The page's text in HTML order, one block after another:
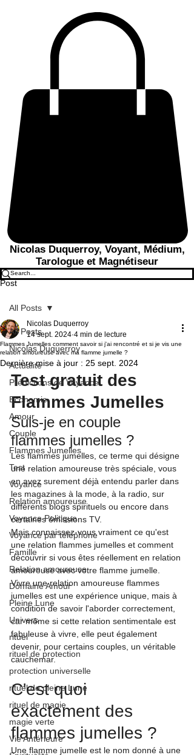
Nicolas Duquerroy, Voyant, Médium,
Tarologue et Magnétiseur
Post
All Posts
Nicolas Duquerroy
Actualité
Prédictions de Voyance
Economie
Amour
Couple
Flammes Jumelles
Test
Voyance
Relation amoureuse
Voyance Politique
Voyance par téléphone
Famille
Relation amoureuse
Domaine Amour
Pleine Lune
Univers
rituel
rituel de protection
protection universelle
rituel de pleine Lune
rituel de magie
magie verte
Vie Antérieure
All Posts
Flammes Jumelles comment savoir si j'ai rencontré et si je vis une
relation amoureuse avec ma flamme jumelle ?
Nicolas Duquerroy
14 sept. 2024 4 min de lecture
Dernière mise à jour : 25 sept. 2024
Test gratuit des
Flammes Jumelles
Suis-je en couple
flammes jumelles ?
Les flammes jumelles, ce terme qui désigne
une relation amoureuse très spéciale, vous
en avez surement déjà entendu parler dans
les magazines à la mode, à la radio, sur
différents blogs spirituels ou encore dans
certaines émissions TV.
Mais connaissez-vous vraiment ce qu'est
une relation flammes jumelles et comment
découvrir si vous êtes réellement en relation
amoureuse avec votre flamme jumelle.
Vivre une relation amoureuse flammes
jumelles est une expérience unique, mais à
condition de savoir l'aborder correctement,
car même si cette relation sentimentale est
fabuleuse à vivre, elle peut également
devenir, pour certains couples, un véritable
cauchemar.
C'est quoi
exactement des
flammes jumelles ?
Une flamme jumelle est le nom donné à une